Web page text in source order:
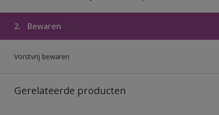
2. Bewaren
Vorstvrij bewaren
Gerelateerde producten